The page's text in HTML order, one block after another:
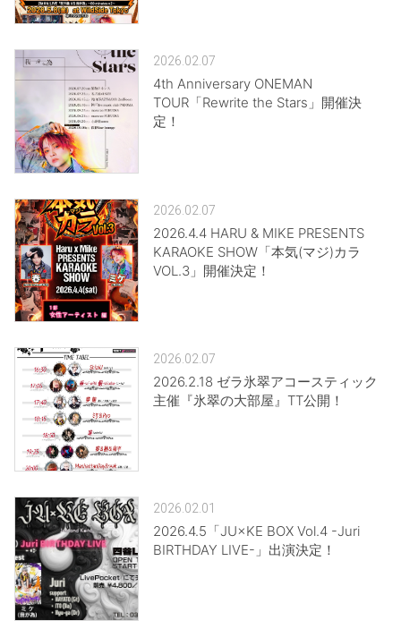
2026.02.07
4th Anniversary ONEMAN
TOUR「Rewrite the Stars」開催決
定！
2026.02.07
2026.4.4 HARU & MIKE PRESENTS
KARAOKE SHOW「本気(マジ)カラ
VOL.3」開催決定！
2026.02.07
2026.2.18 ゼラ氷翠アコースティック
主催『氷翠の大部屋』TT公開！
2026.02.01
2026.4.5「JU×KE BOX Vol.4 -Juri
BIRTHDAY LIVE-」出演決定！